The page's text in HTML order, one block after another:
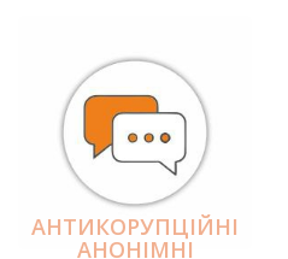
АНТИКОРУПЦІЙНІ
АНОНІМНІ